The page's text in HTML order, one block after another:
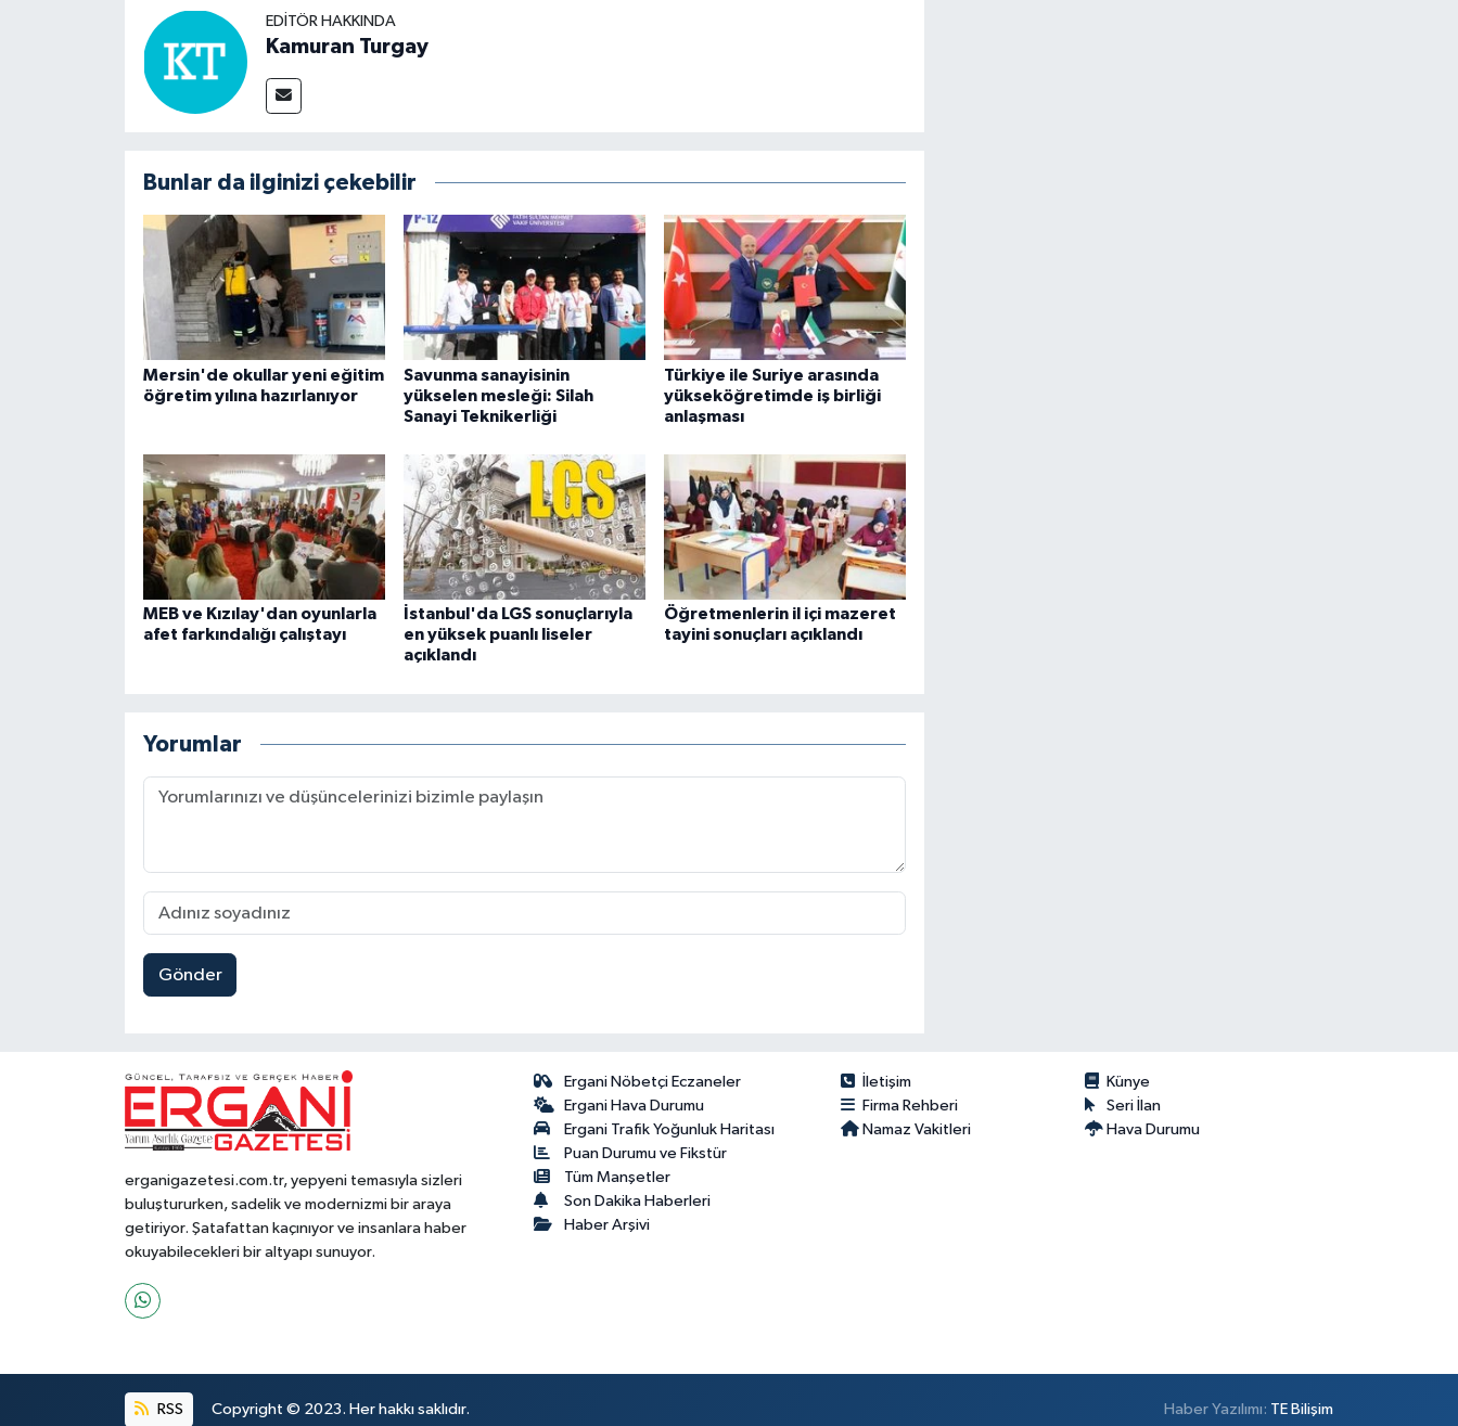
EDITÖR HAKKINDA
Kamuran Turgay
Bunlar da ilginizi çekebilir
Mersin'de okullar yeni eğitim
öğretim yılına hazırlanıyor
Savunma sanayisinin
yükselen mesleği: Silah
Sanayi Teknikerliği
Türkiye ile Suriye arasında
yükseköğretimde iş birliği
anlaşması
MEB ve Kızılay'dan oyunlarla
afet farkındalığı çalıştayı
İstanbul'da LGS sonuçlarıyla
en yüksek puanlı liseler
açıklandı
Öğretmenlerin il içi mazeret
tayini sonuçları açıklandı
Yorumlar
Gönder
erganigazetesi.com.tr, yepyeni temasıyla sizleri
buluştururken, sadelik ve modernizmi bir araya
getiriyor. Şatafattan kaçınıyor ve insanlara haber
okuyabilecekleri bir altyapı sunuyor.
Ergani Nöbetçi Eczaneler
Ergani Hava Durumu
Ergani Trafik Yoğunluk Haritası
Puan Durumu ve Fikstür
Tüm Manşetler
Son Dakika Haberleri
Haber Arşivi
İletişim
Künye
Firma Rehberi
Seri İlan
Namaz Vakitleri
Hava Durumu
RSS Copyright © 2023. Her hakkı saklıdır. Haber Yazılımı: TE Bilişim